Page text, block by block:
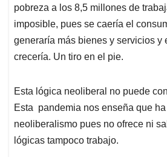
pobreza a los 8,5 millones de
imposible, pues se caería el
generaría más bienes y servicios y
crecería. Un tiro en el pie.
Esta lógica neoliberal no puede
Esta pandemia nos enseña que ha
neoliberalismo pues no ofrece ni
lógicas tampoco trabajo.